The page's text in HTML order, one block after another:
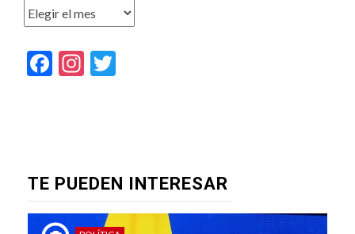
Archivos
Facebook
Instagram
TE PUEDEN INTERESAR